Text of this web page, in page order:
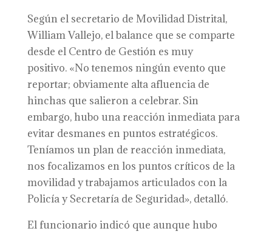
Según el secretario de Movilidad Distrital,
William Vallejo, el balance que se comparte
desde el Centro de Gestión es muy
positivo. «No tenemos ningún evento que
reportar; obviamente alta afluencia de
hinchas que salieron a celebrar. Sin
embargo, hubo una reacción inmediata para
evitar desmanes en puntos estratégicos.
Teníamos un plan de reacción inmediata,
nos focalizamos en los puntos críticos de la
movilidad y trabajamos articulados con la
Policía y Secretaría de Seguridad», detalló.
El funcionario indicó que aunque hubo